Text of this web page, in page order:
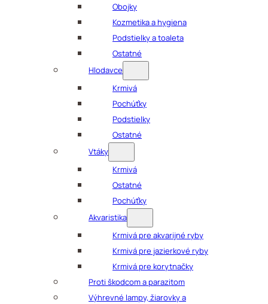
Obojky
Kozmetika a hygiena
Podstielky a toaleta
Ostatné
Hlodavce
Krmivá
Pochúťky
Podstielky
Ostatné
Vtáky
Krmivá
Ostatné
Pochúťky
Akvaristika
Krmivá pre akvarijné ryby
Krmivá pre jazierkové ryby
Krmivá pre korytnačky
Proti škodcom a parazitom
Výhrevné lampy, žiarovky a